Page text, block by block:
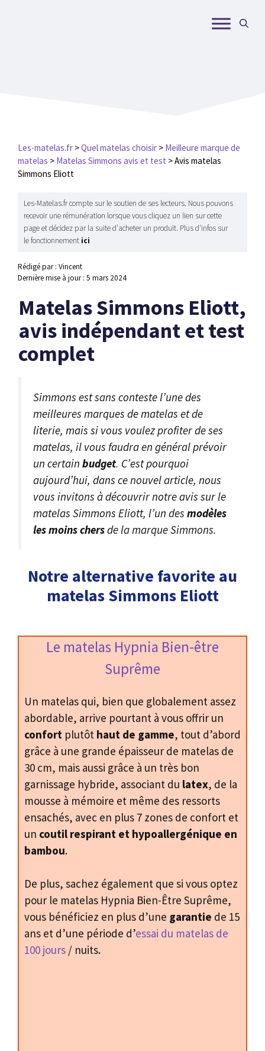
Les-matelas.fr >Quel matelas choisir > Meilleure marque de
matelas > Matelas Simmons avis et test >Avis matelas
Simmons Eliott
Les-Matelas.fr compte sur le soutien de ses lecteurs. Nous pouvons
recevoir une rémunération lorsque vous cliquez un lien sur cette
page et décidez par la suite d'acheter un produit. Plus d'infos sur
le fonctionnement ici
Rédigé par : Vincent
Dernière mise à jour : 5 mars 2024
Matelas Simmons Eliott,
avis indépendant et test
complet
Simmons est sans conteste l’une des
meilleures marques de matelas et de
literie, mais si vous voulez profiter de ses
matelas, il vous faudra en général prévoir
un certain budget. C’est pourquoi
aujourd’hui, dans ce nouvel article, nous
vous invitons à découvrir notre avis sur le
matelas Simmons Eliott, l’un des modèles
les moins chersde la marque Simmons.
Notre alternative favorite au
matelas Simmons Eliott
Le matelas Hypnia Bien-être
Suprême
Un matelas qui, bien que globalement assez
abordable, arrive pourtant à vous offrir un
confort plutôt haut de gamme, tout d’abord
grâce à une grande épaisseur de matelas de
30 cm, mais aussi grâce à un très bon
garnissage hybride, associant du latex, de la
mousse à mémoire et même des ressorts
ensachés, avec en plus 7 zones de confort et
un coutil respirant et hypoallergénique en
bambou.
De plus, sachez également que si vous optez
pour le matelas Hypnia Bien-Être Suprême,
vous bénéficiez en plus d’une garantie de 15
ans et d’une période d’essai du matelas de
100 jours / nuits.